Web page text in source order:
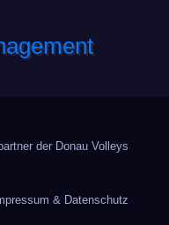
der Donau Volleys
& Datenschutz